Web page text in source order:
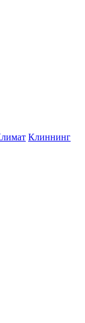
Клиннинг